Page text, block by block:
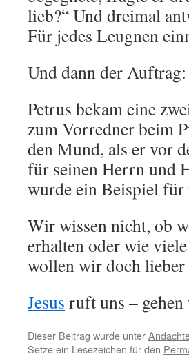
lieb?“ Und dreimal
Für jedes Leugnen
Und dann der
Petrus bekam eine
zum Vorredner beim
den Mund, als er vor
für seinen Herrn und
wurde ein Beispiel für
Wir wissen nicht, ob
erhalten oder wie
wollen wir doch lieber
Jesus ruft uns –
Dieser Beitrag wurde unter
Setze ein Lesezeichen für den